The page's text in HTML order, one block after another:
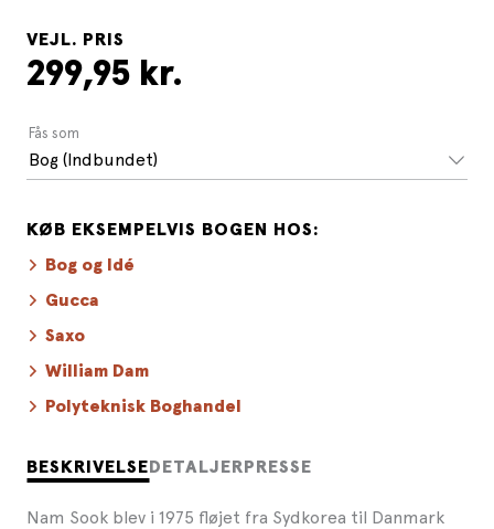
BESKRIVELSE DETALJER PRESSE
Nam Sook blev i 1975 fløjet fra Sydkorea til Danmark
VEJL. PRIS
299,95 kr.
Fås som
Bog (Indbundet)
KØB EKSEMPELVIS BOGEN HOS:
Bog og Idé
Gucca
Saxo
William Dam
Polyteknisk Boghandel